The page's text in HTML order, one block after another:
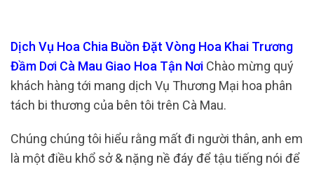
Dịch Vụ Hoa Chia Buồn Đặt Vòng Hoa Khai Trương
Đầm Dơi Cà Mau Giao Hoa Tận Nơi Chào mừng quý
khách hàng tới mang dịch Vụ Thương Mại hoa phân
tách bi thương của bên tôi trên Cà Mau.
Chúng chúng tôi hiểu rằng mất đi người thân, anh em
là một điều khổ sở & nặng nề đáy để tậu tiếng nói để